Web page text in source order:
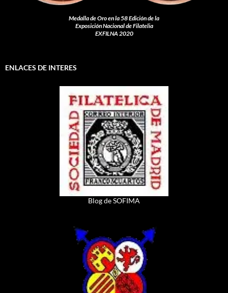
Medalla de Oro en la 58 Edición de la
Exposición Nacional de Filatelia
EXFILNA 2020
ENLACES DE INTERES
Blog de SOFIMA